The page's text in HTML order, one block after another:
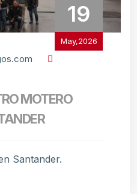
19
May,2026
MOTERO
Santander.